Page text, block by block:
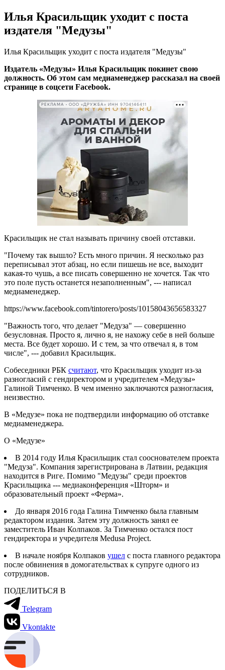
Илья Красильщик уходит с поста
издателя "Медузы"
Илья Красильщик уходит с поста издателя "Медузы"
Издатель «Медузы» Илья Красильщик покинет свою
должность. Об этом сам медиаменеджер рассказал на своей
странице в соцсети Facebook.
РЕКЛАМА • ООО «ДРУЖБА» ИНН 9704146411
Красильщик не стал называть причину своей отставки.
"Почему так вышло? Есть много причин. Я несколько раз
переписывал этот абзац, но если пишешь не все, выходит
какая-то чушь, а все писать совершенно не хочется. Так что
это поле пусть останется незаполненным", --- написал
медиаменеджер.
https://www.facebook.com/tintorero/posts/10158043656583327
"Важность того, что делает "Медуза" — совершенно
безусловная. Просто я, лично я, не нахожу себе в ней больше
места. Все будет хорошо. И с тем, за что отвечал я, в том
числе", --- добавил Красильщик.
Собеседники РБК считают, что Красильщик уходит из-за
разногласий с гендиректором и учредителем «Медузы»
Галиной Тимченко. В чем именно заключаются разногласия,
неизвестно.
В «Медузе» пока не подтвердили информацию об отставке
медиаменеджера.
О «Медузе»
В 2014 году Илья Красильщик стал сооснователем проекта
"Медуза". Компания зарегистрирована в Латвии, редакция
находится в Риге. Помимо "Медузы" среди проектов
Красильщика --- медиаконференция «Шторм» и
образовательный проект «Ферма».
До января 2016 года Галина Тимченко была главным
редактором издания. Затем эту должность занял ее
заместитель Иван Колпаков. За Тимченко остался пост
гендиректора и учредителя Medusa Project.
В начале ноября Колпаков ушел с поста главного редактора
после обвинения в домогательствах к супруге одного из
сотрудников.
ПОДЕЛИТЬСЯ В
Telegram
Vkontakte